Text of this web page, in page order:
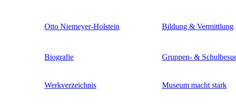
Otto Niemeyer-Holstein
Biografie
Werkverzeichnis
Bildung & Vermittlung
Gruppen- &
Museum macht stark